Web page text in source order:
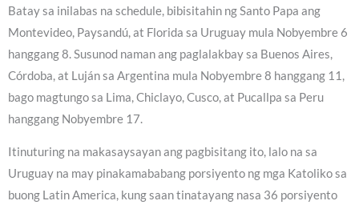
Batay sa inilabas na schedule, bibisitahin ng Santo Papa ang
Montevideo, Paysandú, at Florida sa Uruguay mula Nobyembre 6
hanggang 8. Susunod naman ang paglalakbay sa Buenos Aires,
Córdoba, at Luján sa Argentina mula Nobyembre 8 hanggang 11,
bago magtungo sa Lima, Chiclayo, Cusco, at Pucallpa sa Peru
hanggang Nobyembre 17.
Itinuturing na makasaysayan ang pagbisitang ito, lalo na sa
Uruguay na may pinakamababang porsiyento ng mga Katoliko sa
buong Latin America, kung saan tinatayang nasa 36 porsiyento